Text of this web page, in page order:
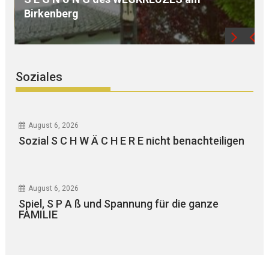
Diverses
Soziales
August 6, 2026
Sozial S C H W Ä C H E R E nicht benachteiligen
August 6, 2026
Spiel, S P A ß und Spannung für die ganze
FAMILIE